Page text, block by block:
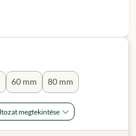
60 mm 80 mm
megtekintése